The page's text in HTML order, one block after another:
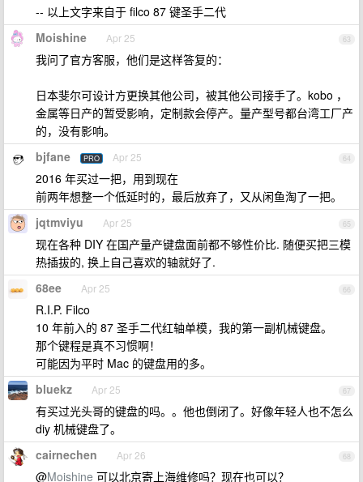
-- 以上文字来自于 filco 87 键圣手二代
63
Moishine Apr 25
我问了官方客服，他们是这样答复的：
日本斐尔可设计方更换其他公司，被其他公司接手了。kobo ，
金属等日产的暂受影响，定制款会停产。量产型号都台湾工厂产
的，没有影响。
64
bjfane PRO Apr 25
2016 年买过一把，用到现在
前两年想整一个低延时的，最后放弃了，又从闲鱼淘了一把。
65
jqtmviyu Apr 25
现在各种 DIY 在国产量产键盘面前都不够性价比. 随便买把三模
热插拔的, 换上自己喜欢的轴就好了.
66
68ee Apr 25
R.I.P. Filco
10 年前入的 87 圣手二代红轴单模，我的第一副机械键盘。
那个键程是真不习惯啊！
可能因为平时 Mac 的键盘用的多。
67
bluekz Apr 25
有买过光头哥的键盘的吗。。他也倒闭了。好像年轻人也不怎么
diy 机械键盘了。
68
cairnechen Apr 26
@Moishine 可以北京寄上海维修吗？现在也可以？